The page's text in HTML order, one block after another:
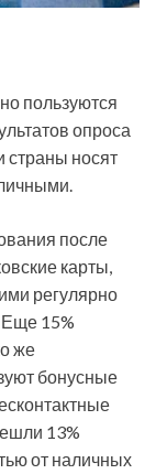
пользуются
опроса
страны носят
после
карты,
регулярно
Еще 15%
же
бонусные
13%
от наличных